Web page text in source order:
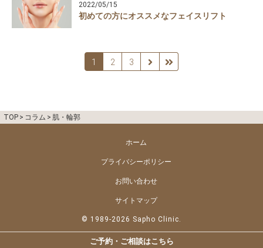
2022/05/15
初めての方にオススメなフェイスリフト
1 2 3
TOP > コラム > 肌・輪郭
ホーム
プライバシーポリシー
お問い合わせ
サイトマップ
© 1989-2026 Sapho Clinic.
ご予約・ご相談はこちら